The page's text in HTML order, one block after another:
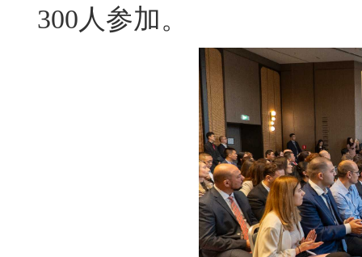
300人 参加。